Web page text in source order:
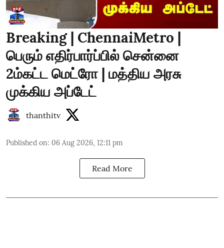
Breaking | ChennaiMetro |
பெரும் எதிர்பார்ப்பில் சென்னை
2ம்கட்ட மெட்ரோ | மத்திய அரசு
முக்கிய அப்டேட்
thanthitv
Published on: 06 Aug 2026, 12:11 pm
Read More